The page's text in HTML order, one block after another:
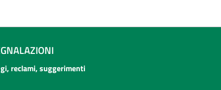
reclami, suggerimenti